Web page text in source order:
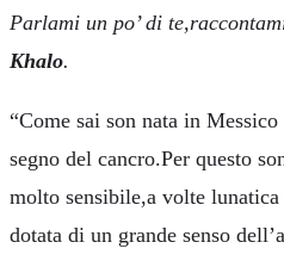
Parlami un po’ di
Khalo.
“Come sai son nata in
segno del cancro.Per questo
molto sensibile,a volte
dotata di un grande senso